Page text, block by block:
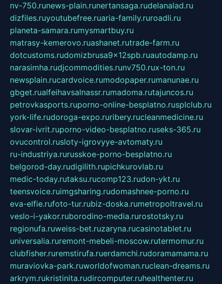
nv-750.runews-plain.runertansaga.rudelanalad.ru
dizfiles.ruyoutubefree.ruaria-family.ruroadli.ru
planeta-samara.rumysmartbuy.ru
matrasy-kemerovo.ruashanet.rutrade-farm.ru
dotcustoms.rudomizbrusa9x12spb.ruautodamp.ru
narasimha.rudjcommodities.runv750.rux-ton.ru
newsplain.rucardvoice.rumodopaper.rumanunae.ru
gbget.rualfeihavsalnassr.rumadoma.rutajuncos.ru
petrovkasports.ruporno-online-besplatno.rusplclub.ru
york-life.rudoroga-expo.ruribery.rucleanmedicine.ru
slovar-ivrit.ruporno-video-besplatno.ruseks-365.ru
ovucontrol.rusloty-igrovyye-avtomaty.ru
ru-industriya.rurusskoe-porno-besplatno.ru
belgorod-day.rudigilith.rupichkurovlab.ru
medic-today.rutaksu.rucomp123.rudon-ykt.ru
teensvoice.ruimgsharing.rudomashnee-porno.ru
eva-elfie.rufoto-tur.rubiz-doska.rumetropoltravel.ru
veslo-i-yakor.ruborodino-media.rurostotsky.ru
regionufa.ruweiss-bet.ruzaryna.rucasinotablet.ru
universalia.ruremont-mebeli-moscow.rutermomur.ru
clubfisher.ruremstirufa.ruerdamchi.rudoramamama.ru
muraviovka-park.ruworldofwoman.ruclean-dreams.ru
arkrym.rukristinita.rudircomputer.ruhealthenter.ru